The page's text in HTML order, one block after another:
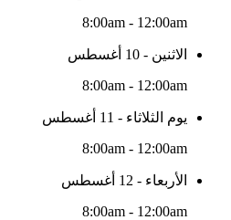
8:00am - 12:00am
الاثنين - 10 أغسطس
8:00am - 12:00am
يوم الثلاثاء - 11 أغسطس
8:00am - 12:00am
الأربعاء - 12 أغسطس
8:00am - 12:00am